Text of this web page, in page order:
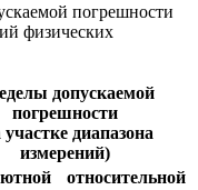
погрешности
физических
допускаемой
погрешности
участке диапазона
измерений)
относительной